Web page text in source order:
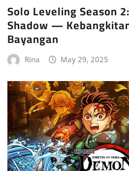
Solo Leveling Season
Shadow —
Bayangan
Rina May 29, 2025